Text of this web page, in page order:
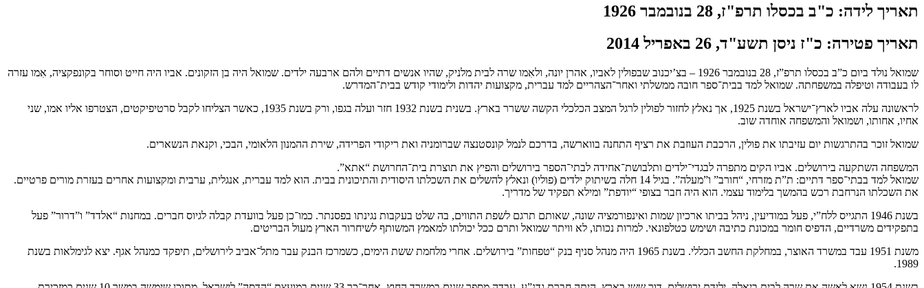
תאריך לידה: כ"ב בכסלו תרפ"ז, 28 בנובמבר 1926
תאריך פטירה: כ"ז ניסן תשע"ד, 26 באפריל 2014
שמואל נולד ביום כ”ב בכסלו תרפ”ז, 28 בנובמבר 1926 – בצ’יכנוב שבפולין לאביו, אהרן יונה, ולאִמו שרה לבית מלניק, שהיו אנשים דתיים ולהם ארבעה ילדים. שמואל היה בן הזקונים. אביו היה חייט וסוחר בקונפקציה, אִמו עזרה
לו בעבודה וטיפלה במשפחתה. שמואל למד בבית־ספר חובה ממשלתי ואחר־הצהריים למד עברית, מקצועות יהדות ולימודי קודש בבית־המדרש.
לראשונה עלה אביו לארץ־ישראל בשנת 1925, אך נאלץ לחזור לפולין לרגל המצב הכלכלי הקשה ששרר בארץ. בשנית בשנת 1932 חזר ועלה בגפו, ורק בשנת 1935, כאשר הצליחו לקבל סרטיפיקטים, הצטרפו אליו אמו, שני
אחיו, אחותו, ושמואל והמשפחה אוחדה שוב.
שמואל זוכר בהתרגשות יום עזיבתו את פולין, הרכבת העוזבת את רציף התחנה בווארשה, בדרכם לנמל קונסטנצה שברומניה ואת ריקודי הפרידה, שירת ההמנון הלאומי, הבכי, וקנאת הנשארים.
המשפחה השתקעה בירושלים. אביו הקים מתפרה לבגדי־ילדים ותלבושת־אחידה לבתי־הספר בירושלים והפיץ את תוצרת בית־החרושת “אתא”.
שמואל למד בבתי־ספר דתיים: ת”ת מזרחי, “חורב” ו”מעלה”. בגיל 14 חלה בשיתוק ילדים (פוליו) ונאלץ להשלים את השכלתו היסודית והתיכונית בבית. הוא למד עברית, אנגלית, ערבית ומקצועות אחרים בעזרת מורים פרטיים.
את השכלתו הנרחבת רכש בהמשך בלימוד עצמי. הוא היה חבר בצופי “יודפת” ומילא תפקיד של מדריך.
בשנת 1946 התגייס ללח”י, פעל במודיעין, ניהל בביתו ארכיון שמות ואינפורמציה שונה, שאותם תרגם לשפת התווים, בה שלט בעקבות נגינתו בפסנתר. כמו־כן פעל בוועדת קבלה לגיוס חברים. במחנות “אלדד” ו”דרור” פעל
בתפקידים משרדיים, הדפיס חומר במכונת כתיבה ושימש כטלפונאי. למרות נכותו, לא וויתר שמואל ותרם ככל יכולתו למאמץ המשותף לשיחרור הארץ מעול הבריטים.
משנת 1951 עבד במשרד האוצר, במחלקת החשב הכללי. בשנת 1965 היה מנהל סניף בנק “טפחות” בירושלים. אחרי מלחמת ששת הימים, כשמרכז הבנק עבר מתל־אביב לירושלים, תיפקד כמנהל אגף. יצא לגימלאות בשנת
1989.